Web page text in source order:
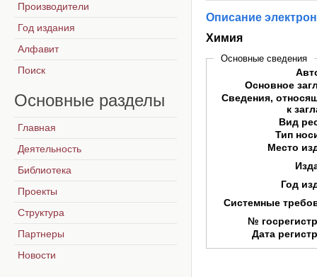
Описание
Химия
Основные сведения
Основное
Сведения,
к
Вид
Тип
Место
Год
Системные
№
Дата
Производители
Год издания
Алфавит
Поиск
Основные разделы
Главная
Деятельность
Библиотека
Проекты
Структура
Партнеры
Новости